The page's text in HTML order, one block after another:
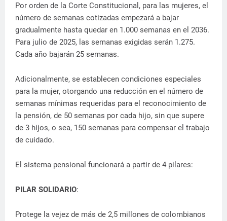
Por orden de la Corte Constitucional, para las mujeres, el
número de semanas cotizadas empezará a bajar
gradualmente hasta quedar en 1.000 semanas en el 2036.
Para julio de 2025, las semanas exigidas serán 1.275.
Cada año bajarán 25 semanas.
Adicionalmente, se establecen condiciones especiales
para la mujer, otorgando una reducción en el número de
semanas mínimas requeridas para el reconocimiento de
la pensión, de 50 semanas por cada hijo, sin que supere
de 3 hijos, o sea, 150 semanas para compensar el trabajo
de cuidado.
El sistema pensional funcionará a partir de 4 pilares:
PILAR SOLIDARIO:
Protege la vejez de más de 2,5 millones de colombianos